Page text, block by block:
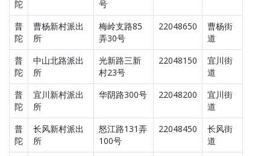
陀
号
普
陀
曹杨新村派出
所
梅岭支路85
弄30号
22048650
曹杨街
道
普
陀
中山北路派出
所
光新路三新
村23号
22048150
宜川街
道
普
陀
宜川新村派出
所
华阴路300号 22048200
宜川街
道
普
陀
长风新村派出
所
怒江路131弄
100号
22048450
长风街
道